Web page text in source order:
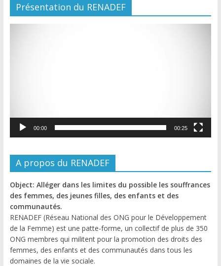
Présentation du RENADEF
00:00 00:25
A propos du RENADEF
Object: Alléger dans les limites du possible les souffrances
des femmes, des jeunes filles, des enfants et des
communautés.
RENADEF (Réseau National des ONG pour le Développement
de la Femme) est une patte-forme, un collectif de plus de 350
ONG membres qui militent pour la promotion des droits des
femmes, des enfants et des communautés dans tous les
domaines de la vie sociale.